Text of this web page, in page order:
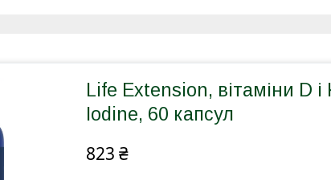
Life Extension, вітаміни D
Iodine, 60 капсул
823 ₴